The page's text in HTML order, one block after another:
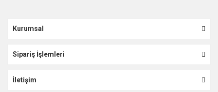
Kurumsal
Sipariş İşlemleri
İletişim